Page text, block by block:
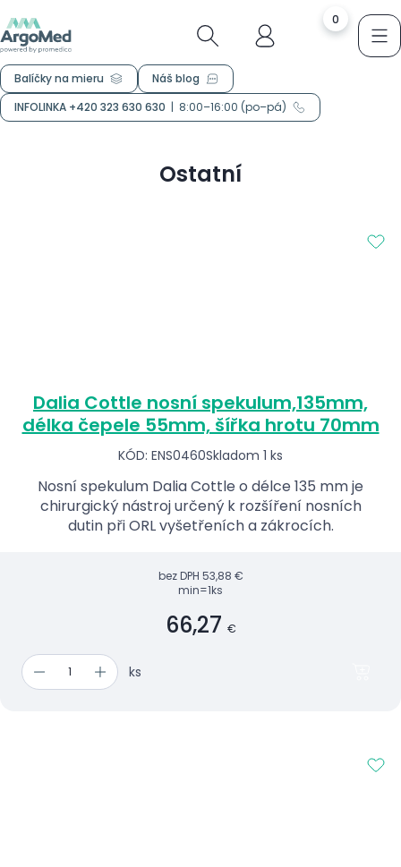
0
Balíčky na mieru
Náš blog
INFOLINKA +420 323 630 630 | 8:00–16:00 (po–pá)
Ostatní
Dalia Cottle nosní spekulum,135mm,
délka čepele 55mm, šířka hrotu 70mm
KÓD: ENS0460Skladom 1 ks
Nosní spekulum Dalia Cottle o délce 135 mm je
chirurgický nástroj určený k rozšíření nosních
dutin při ORL vyšetřeních a zákrocích.
bez DPH 53,88 €
min=1ks
66,27 €
ks